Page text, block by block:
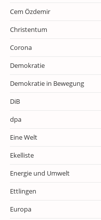
Cem Özdemir
Christentum
Corona
Demokratie
Demokratie in Bewegung
DiB
dpa
Eine Welt
Ekelliste
Energie und Umwelt
Ettlingen
Europa